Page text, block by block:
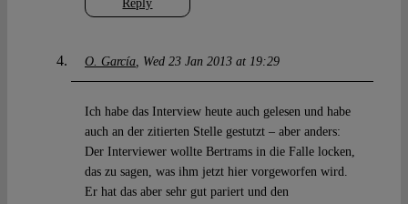
Reply
O. García Wed 23 Jan 2013 at 19:29
Ich habe das Interview heute auch gelesen und habe
auch an der zitierten Stelle gestutzt – aber anders:
Der Interviewer wollte Bertrams in die Falle locken,
das zu sagen, was ihm jetzt hier vorgeworfen wird.
Er hat das aber sehr gut pariert und den